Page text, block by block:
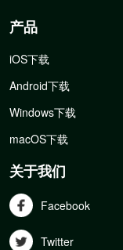
产品
iOS下载
Android下载
Windows下载
macOS下载
关于我们
Facebook
Twitter